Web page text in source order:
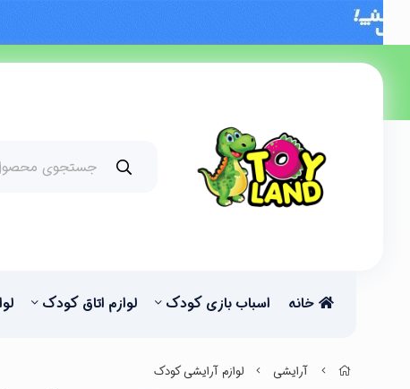
خانه اسباب بازی کودک لوازم اتاق کودک
آرایشی لوازم آرایشی کودک